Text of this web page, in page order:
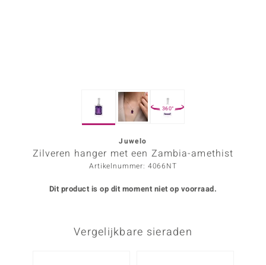
360°
Juwelo
Zilveren hanger met een Zambia-amethist
Artikelnummer: 4066NT
Dit product is op dit moment niet op voorraad.
Vergelijkbare sieraden